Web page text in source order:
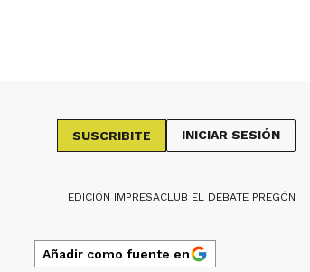
SUSCRIBITE INICIAR SESIÓN
EDICIÓN IMPRESACLUB EL DEBATE PREGÓN
Añadir como fuente en